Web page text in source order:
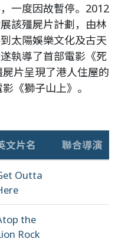
一度因故暫停。2012
該殭屍片計劃，由林
太陽娛樂文化及古天
執導了首部電影《死
片呈現了港人住屋的
《獅子山上》。
文片名 聯合導演
Outta
the
Rock